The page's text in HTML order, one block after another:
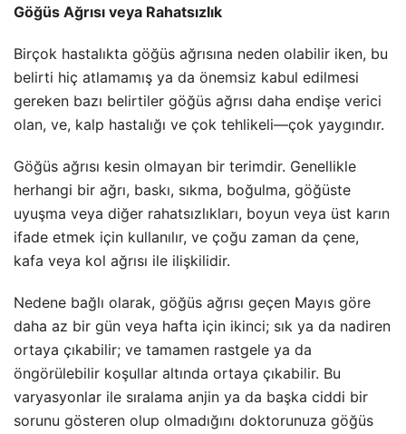
Göğüs Ağrısı veya Rahatsızlık
Birçok hastalıkta göğüs ağrısına neden olabilir iken, bu
belirti hiç atlamamış ya da önemsiz kabul edilmesi
gereken bazı belirtiler göğüs ağrısı daha endişe verici
olan, ve, kalp hastalığı ve çok tehlikeli—çok yaygındır.
Göğüs ağrısı kesin olmayan bir terimdir. Genellikle
herhangi bir ağrı, baskı, sıkma, boğulma, göğüste
uyuşma veya diğer rahatsızlıkları, boyun veya üst karın
ifade etmek için kullanılır, ve çoğu zaman da çene,
kafa veya kol ağrısı ile ilişkilidir.
Nedene bağlı olarak, göğüs ağrısı geçen Mayıs göre
daha az bir gün veya hafta için ikinci; sık ya da nadiren
ortaya çıkabilir; ve tamamen rastgele ya da
öngörülebilir koşullar altında ortaya çıkabilir. Bu
varyasyonlar ile sıralama anjin ya da başka ciddi bir
sorunu gösteren olup olmadığını doktorunuza göğüs